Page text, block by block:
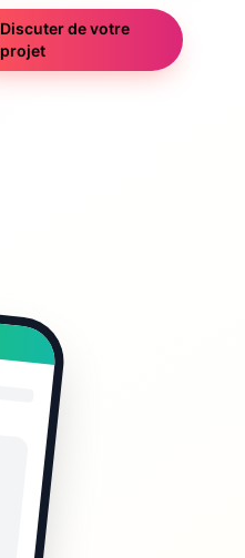
Discuter de votre
projet